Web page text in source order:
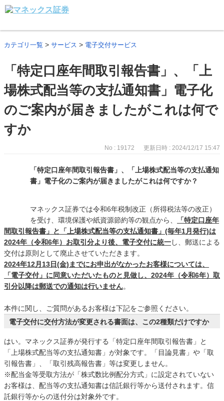
カテゴリ一覧 > サービス > 電子交付サービス
「特定口座年間取引報告書」、「上
場株式配当等の支払通知書」電子化
のご案内が届きましたがこれは何で
すか
No : 19172 更新日時 : 2024/12/17 15:47
「特定口座年間取引報告書」、「上場株式配当等の支払通知
書」電子化のご案内が届きましたがこれは何ですか？
マネックス証券では令和6年税制改正（所得税法等の改正）
を受け、環境保護や紙資源節約等の観点から、
「特定口座年
間取引報告書」と「上場株式配当等の支払通知書」(毎年1月発行)は
2024年（令和6年）お取引分より後、電子交付に統一し、郵送による
交付は原則として廃止させていただきます。
2024年12月13日(金)までにお申出がなかったお客様については、
「電子交付」に同意いただいたものと見做し、2024年（令和6年）取
引分以降は郵送での通知は行いません。
本件に関し、ご質問があるお客様は下記をご参照ください。
電子交付に交付方法が変更される書面は、この2種類だけですか
はい。マネックス証券が発行する「特定口座年間取引報告書」と
「上場株式配当等の支払通知書」が対象です。「目論見書」や「取
引報告書」、「取引残高報告書」等は変更しません。
※配当金等受取方法が「株式数比例配分方式」に設定されていない
お客様は、配当等の支払通知書は信託銀行等から送付されます。信
託銀行等からの送付分は対象外です。